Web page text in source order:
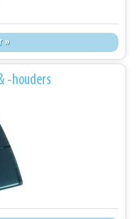
»
-houders